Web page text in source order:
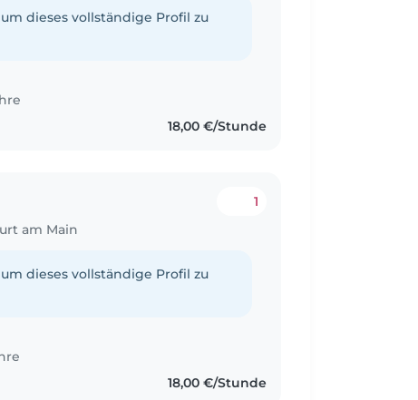
dieses vollständige Profil zu
18,00 €/Stunde
am Main
1
dieses vollständige Profil zu
18,00 €/Stunde